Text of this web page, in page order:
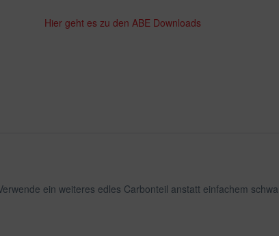
Hier geht es zu den ABE Downloads
ein weiteres edles Carbonteil anstatt einfachem